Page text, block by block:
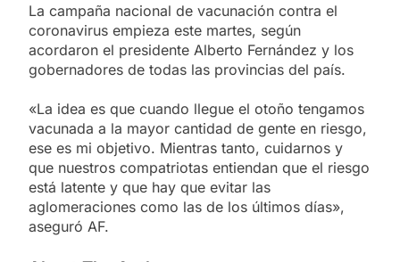
La campaña nacional de vacunación contra el
coronavirus empieza este martes, según
acordaron el presidente Alberto Fernández y los
gobernadores de todas las provincias del país.
«La idea es que cuando llegue el otoño tengamos
vacunada a la mayor cantidad de gente en riesgo,
ese es mi objetivo. Mientras tanto, cuidarnos y
que nuestros compatriotas entiendan que el riesgo
está latente y que hay que evitar las
aglomeraciones como las de los últimos días»,
aseguró AF.